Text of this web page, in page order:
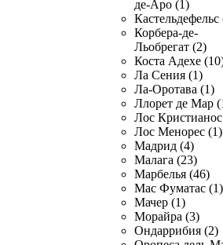
де-Аро (1)
Кастельдефельс
Корбера-де-
Льобрегат (2)
Коста Адехе
Ла Сения (1)
Ла-Оротава (1)
Ллорет де Мар
Лос
Лос Менорес (1)
Мадрид (4)
Малага (23)
Марбелья (46)
Мас Фуматас (1)
Мачер (1)
Морайра (3)
Ондаррибия (2)